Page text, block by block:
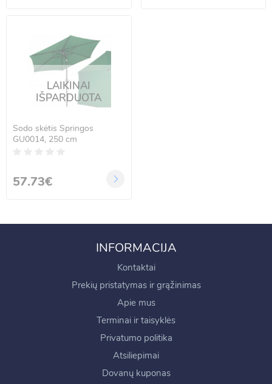
LAIKINAI
IŠPARDUOTA
Sodo skėtis Springos
GU0014, 250 cm
57.73€
INFORMACIJA
Kontaktai
Prekių pristatymas ir grąžinimas
Apie mus
Terminai ir taisyklės
Privatumo politika
Atsiliepimai
Dovanų kuponas